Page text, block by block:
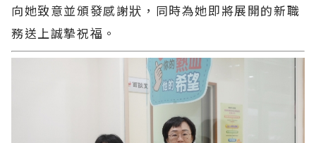
向她致意並頒發感謝狀，同時為她即將展開的新職
務送上誠摯祝福。